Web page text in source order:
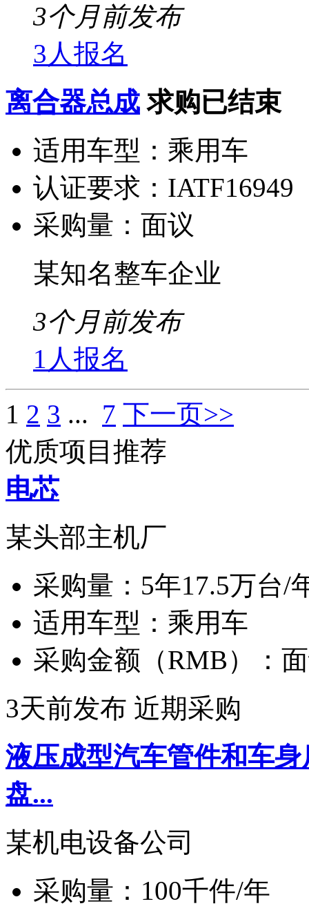
3个月前发布
3人报名
离合器总成 求购已结束
适用车型： 乘用车
认证要求： IATF16949
采购量： 面议
某知名整车企业
3个月前发布
1人报名
1 2 3 ... 7 下一页>>
优质项目推荐
电芯
某头部主机厂
采购量： 5年17.5万台/
适用车型： 乘用车
采购金额（RMB）：
3天前发布 近期采购
液压成型汽车管件和车
盘...
某机电设备公司
采购量： 100千件/年